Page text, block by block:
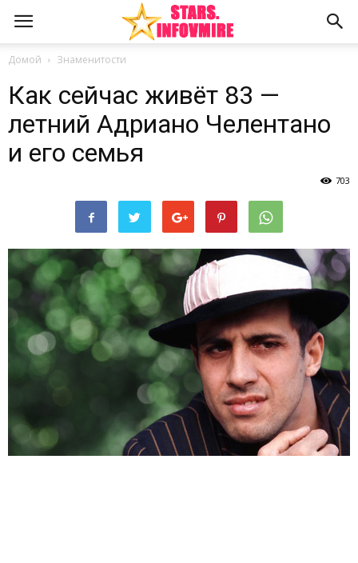
Домой Знаменитости
Как сейчас живёт 83 —
летний Адриано Челентано
и его семья
703